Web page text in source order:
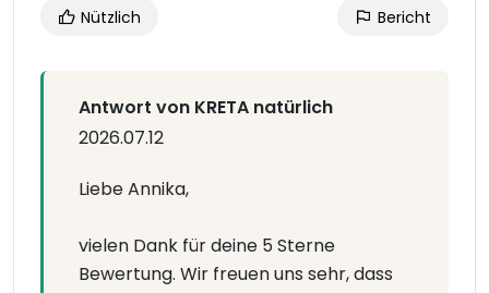
Nützlich Bericht
Antwort von KRETA natürlich
2026.07.12
Liebe Annika,
vielen Dank für deine 5 Sterne
Bewertung. Wir freuen uns sehr, dass